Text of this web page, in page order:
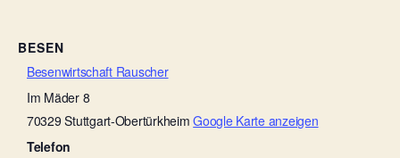
BESEN
Besenwirtschaft Rauscher
Im Mäder 8
70329 Stuttgart-Obertürkheim Google Karte anzeigen
Telefon